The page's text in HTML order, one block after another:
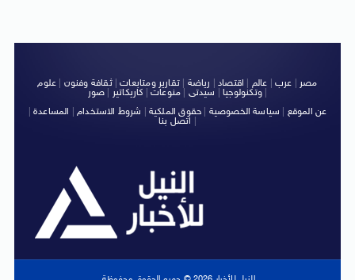
مصر عرب عالم اقتصاد رياضة |تقارير ومتابعات|ثقافة وفنون
علوم
وتكنولوجيا| سيدتى منوعات كاريكاتير صور
|
عن الموقع
سياسة الخصوصية حقوق الملكية شروط الاستخدام| المساعدة|
اتصل بنا